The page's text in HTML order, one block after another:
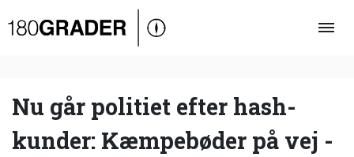
Oversigt
Debat
Video
Nu går politiet efter hash-
kunder: Kæmpebøder på vej -